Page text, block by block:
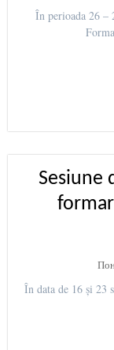
În perioada 26 –
Sesiune
În data de 16 și 23